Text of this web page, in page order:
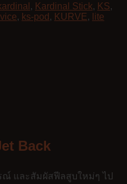
, Kardinal Stick, KS,
, ks-pod , KURVE, lite
Back
ณ์ และสัมผัสฟีลสูบใหม่ๆ ไป